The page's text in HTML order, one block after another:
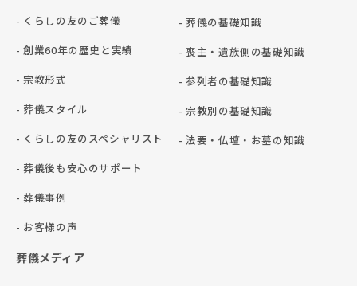
- くらしの友のご葬儀
- 創業60年の歴史と実績
- 宗教形式
- 葬儀スタイル
- くらしの友のスペシャリスト
- 葬儀後も安心のサポート
- 葬儀事例
- お客様の声
葬儀メディア
- 葬儀の基礎知識
- 喪主・遺族側の基礎知識
- 参列者の基礎知識
- 宗教別の基礎知識
- 法要・仏壇・お墓の知識